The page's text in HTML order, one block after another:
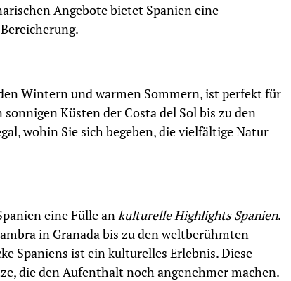
Angebote bietet Spanien eine
Wintern und warmen Sommern, ist perfekt für
Küsten der Costa del Sol bis zu den
wohin Sie sich begeben, die vielfältige Natur
eine Fülle ankulturelle Highlights Spanien.
in Granada bis zu den weltberühmten
Spaniens ist ein kulturelles Erlebnis. Diese
die den Aufenthalt noch angenehmer machen.